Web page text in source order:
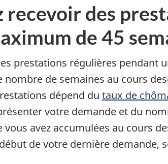
recevoir des
de 45
prestations régulières pendant
nombre de semaines au cours
dépend du taux de
votre demande et du
avez accumulées au cours
de votre dernière demande,